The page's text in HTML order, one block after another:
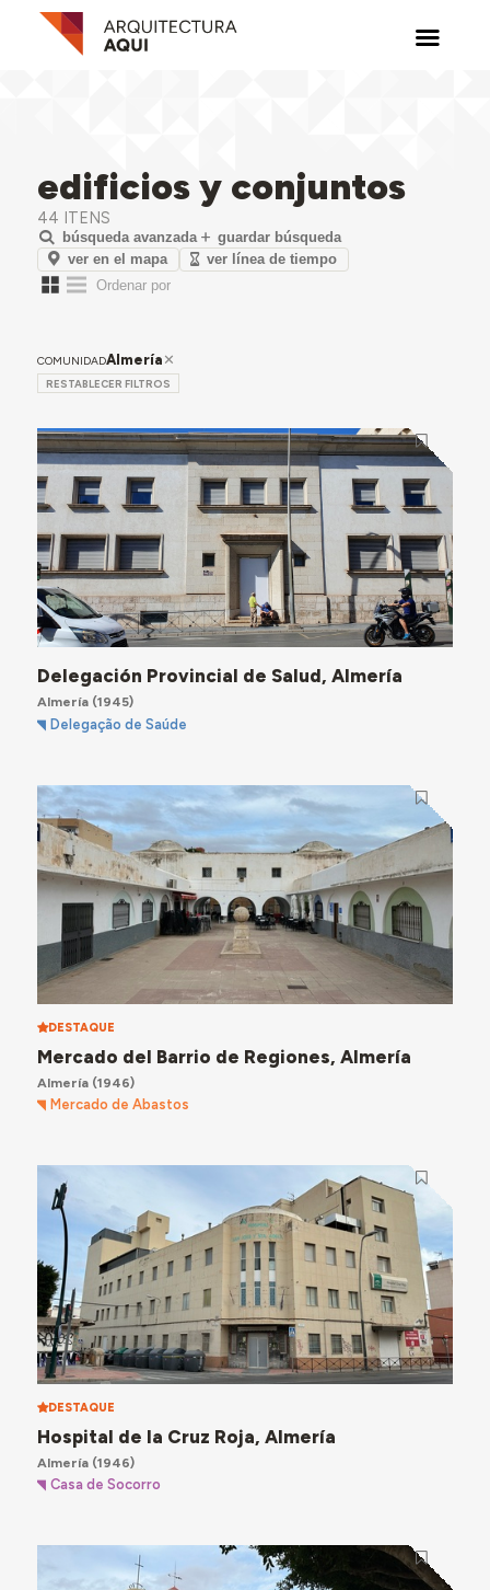
edificios y conjuntos
44 ITENS
búsqueda avanzada
guardar búsqueda
ver en el mapa
ver línea de tiempo
COMUNIDADAlmería
RESTABLECER FILTROS
Delegación Provincial de Salud, Almería
Almería(1945)
Delegação de Saúde
DESTAQUE
Mercado del Barrio de Regiones, Almería
Almería(1946)
Mercado de Abastos
DESTAQUE
Hospital de la Cruz Roja, Almería
Almería(1946)
Casa de Socorro